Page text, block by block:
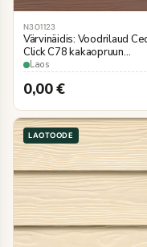
N301123
Värvinäidis: Voodrilaud
Click C78 kakaopruun
3600×186 mm
Laos
0,00€
LAOTOODE